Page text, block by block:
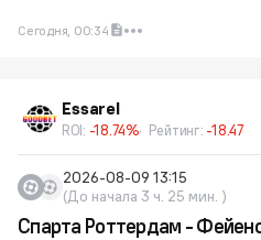
Сегодня, 00:34
Essarel
ROI: -18.74% Рейтинг: -18.47
2026-08-09 13:15
(До начала 3 ч. 25 мин. )
Спарта Роттердам -